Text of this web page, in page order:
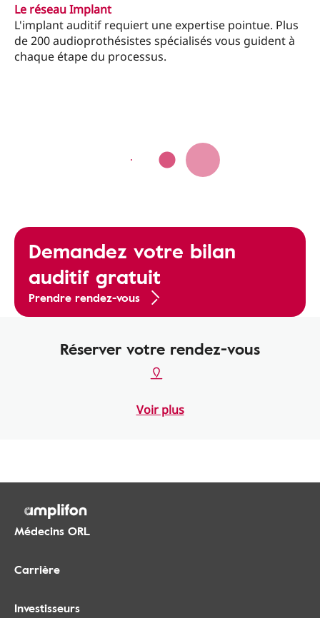
Le réseau Implant
L'implant auditif requiert une expertise pointue. Plus
de 200 audioprothésistes spécialisés vous guident à
chaque étape du processus.
Demandez votre bilan
auditif gratuit
Prendre rendez-vous
Réserver votre rendez-vous
Voir plus
Médecins ORL
Carrière
Investisseurs